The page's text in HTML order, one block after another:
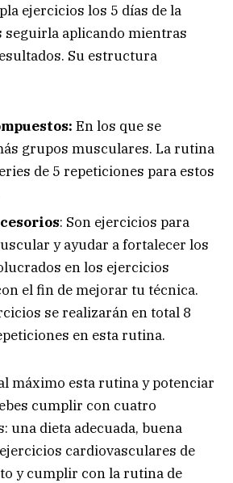
ejercicios los 5 días de la
seguirla aplicando mientras
Su estructura
En los que se
grupos musculares. La rutina
de 5 repeticiones para estos
: Son ejercicios para
y ayudar a fortalecer los
en los ejercicios
el fin de mejorar tu técnica.
se realizarán en total 8
en esta rutina.
máximo esta rutina y potenciar
cumplir con cuatro
una dieta adecuada, buena
cardiovasculares de
y cumplir con la rutina de